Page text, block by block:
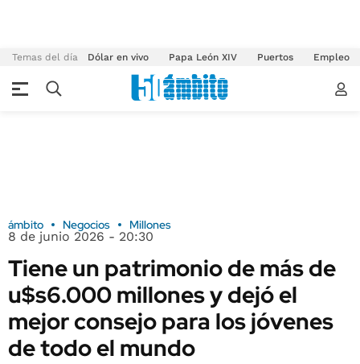
Temas del día Dólar en vivo Papa León XIV Puertos Empleo
ámbito Negocios Millones
8 de junio 2026 - 20:30
Tiene un patrimonio de más de
u$s6.000 millones y dejó el
mejor consejo para los jóvenes
de todo el mundo